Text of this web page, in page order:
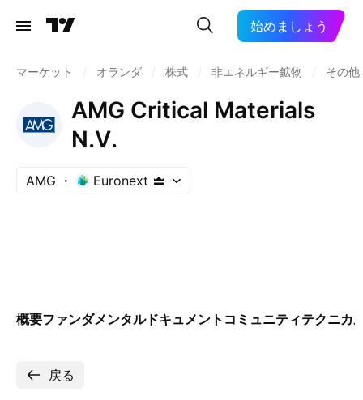
始めましょう
マーケット オランダ 株式 非エネルギー鉱物 その
AMG Critical Materials
N.V.
AMG Euronext
概要ファンダメンタルドキュメント コミュニティテクニカ
戻る